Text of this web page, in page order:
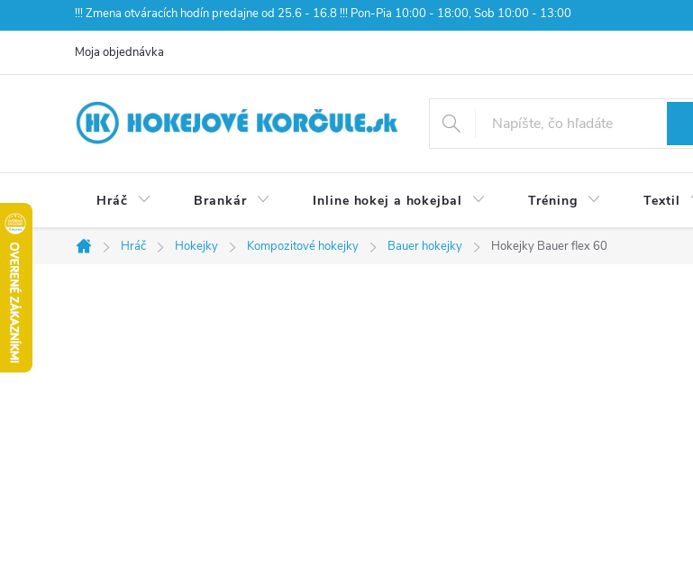
na
!!! Zmena otváracích hodín predajne od 25.6 - 16.8 !!! Pon-Pia 10:00 - 18:00, Sob 10:00 - 13:00
Moja objednávka
Hráč Brankár Inline hokej a hokejbal Tréning Textil
Domov
Hráč Hokejky Kompozitové hokejky Bauer hokejky Hokejky Bauer flex 60